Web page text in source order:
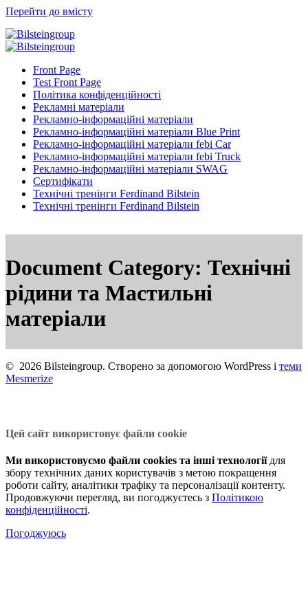
Перейти до вмісту
Front Page
Test Front Page
Політика конфіденційності
Рекламні матеріали
Рекламно-інформаційні матеріали
Рекламно-інформаційні матеріали Blue Print
Рекламно-інформаційні матеріали febi Car
Рекламно-інформаційні матеріали febi Truck
Рекламно-інформаційні матеріали SWAG
Сертифікати
Технічні тренінги Ferdinand Bilstein
Технічні тренінги Ferdinand Bilstein
Document Category: Технічні
рідини та Мастильні
матеріали
© 2026 Bilsteingroup. Створено за допомогою WordPress і теми
Mesmerize
Цей сайт використовує файли cookie
Ми використовуємо файли cookies та інші технологіїдля
збору технічних даних користувачів з метою покращення
роботи сайту, аналітики трафіку та персоналізації контенту.
Продовжуючи перегляд, ви погоджуєтесь з Політикою
конфіденційності.
Погоджуюсь